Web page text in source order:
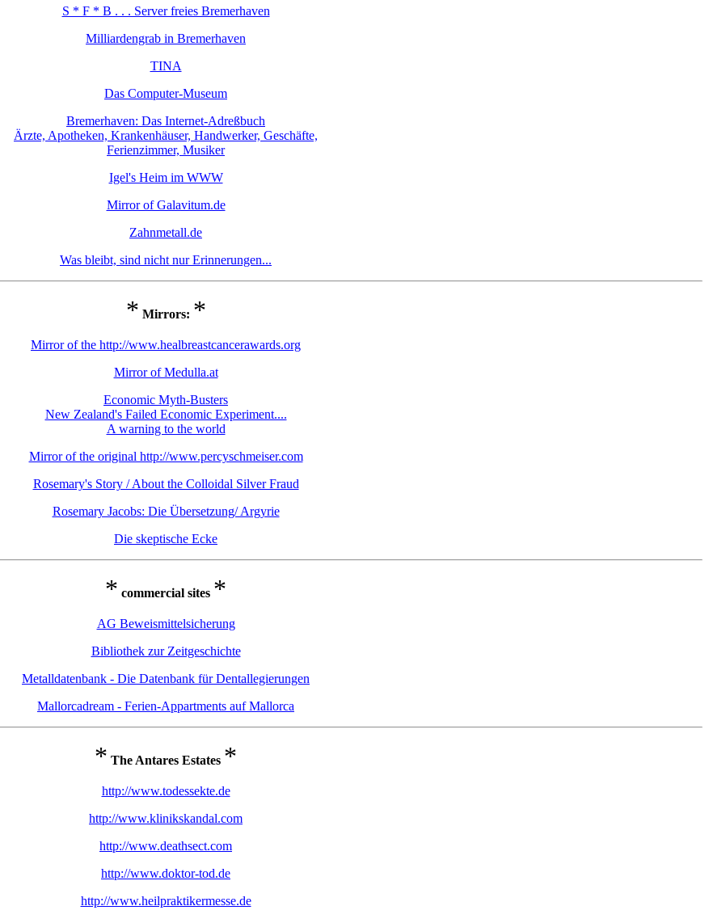
S * F * B . . . Server freies Bremerhaven
Milliardengrab in Bremerhaven
TINA
Das Computer-Museum
Bremerhaven: Das Internet-Adreßbuch
Ärzte, Apotheken, Krankenhäuser, Handwerker, Geschäfte,
Ferienzimmer, Musiker
Igel's Heim im WWW
Mirror of Galavitum.de
Zahnmetall.de
Was bleibt, sind nicht nur Erinnerungen...
* Mirrors: *
Mirror of the http://www.healbreastcancerawards.org
Mirror of Medulla.at
Economic Myth-Busters
New Zealand's Failed Economic Experiment....
A warning to the world
Mirror of the original http://www.percyschmeiser.com
Rosemary's Story / About the Colloidal Silver Fraud
Rosemary Jacobs: Die Übersetzung/ Argyrie
Die skeptische Ecke
* commercial sites *
AG Beweismittelsicherung
Bibliothek zur Zeitgeschichte
Metalldatenbank - Die Datenbank für Dentallegierungen
Mallorcadream - Ferien-Appartments auf Mallorca
* The Antares Estates *
http://www.todessekte.de
http://www.klinikskandal.com
http://www.deathsect.com
http://www.doktor-tod.de
http://www.heilpraktikermesse.de